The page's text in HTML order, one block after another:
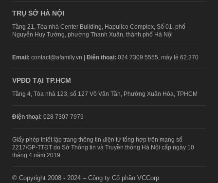
TRỤ SỞ HÀ NỘI
Tầng 21, Tòa nhà Center Building, Hapulico Complex, Số 01, phố
Nguyễn Huy Tưởng, phường Thanh Xuân, thành phố Hà Nội
Email: contact@afamily.vn | Điện thoại: 024 7309 5555, máy lẻ 62.370
VPĐD TẠI TP.HCM
Tầng 4, Tòa nhà 123, số 127 Võ Văn Tần, Phường Xuân Hòa, TPHCM
Điện thoại: 028 7307 7979
Giấy phép thiết lập trang thông tin điện tử tổng hợp trên mạng số
2217/GP-TTĐT do Sở Thông tin và Truyền thông Hà Nội cấp ngày 10
tháng 4 năm 2019
© Copyright 2008 - 2024 – Công ty Cổ phần VCCorp